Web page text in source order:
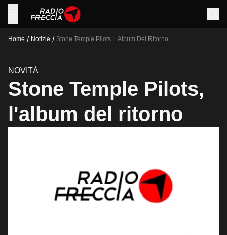
Home / Notizie / Stone Temple Pilots L Album Del Ritorno
NOVITÀ
Stone Temple Pilots,
l'album del ritorno